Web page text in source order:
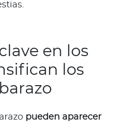
en los
los
pueden aparecer